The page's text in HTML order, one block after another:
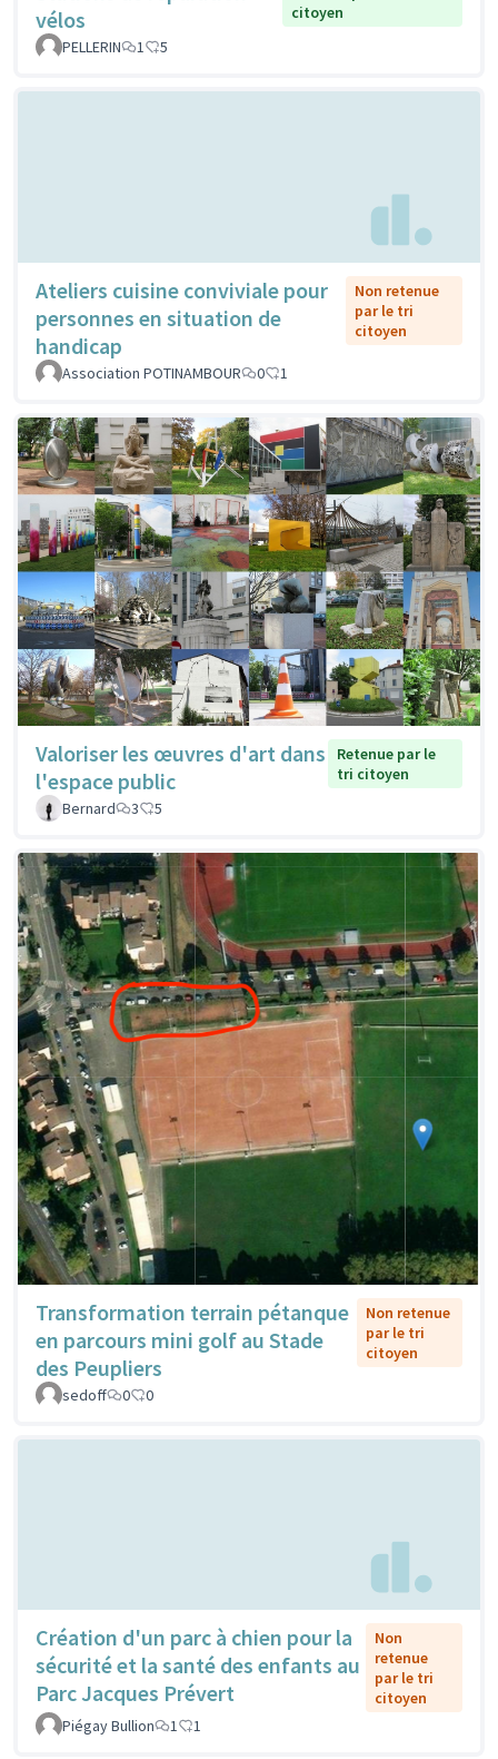
vélos
citoyen
PELLERIN
1 5
Ateliers cuisine conviviale pour
personnes en situation de
handicap
Non retenue
par le tri
citoyen
Association POTINAMBOUR 0 1
Valoriser les œuvres d'art dans
l'espace public
Retenue par le
tri citoyen
Bernard
3 5
Transformation terrain pétanque
en parcours mini golf au Stade
des Peupliers
Non retenue
par le tri
citoyen
sedoff 0 0
Création d'un parc à chien pour la
sécurité et la santé des enfants au
Parc Jacques Prévert
Non
retenue
par le tri
citoyen
Piégay Bullion
1 1